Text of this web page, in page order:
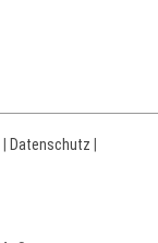
Datenschutz